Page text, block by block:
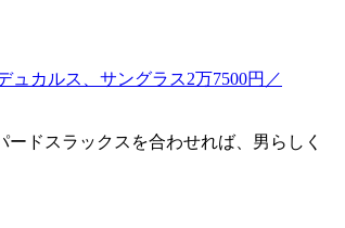
ドスラックスを合わせれば、男らしく